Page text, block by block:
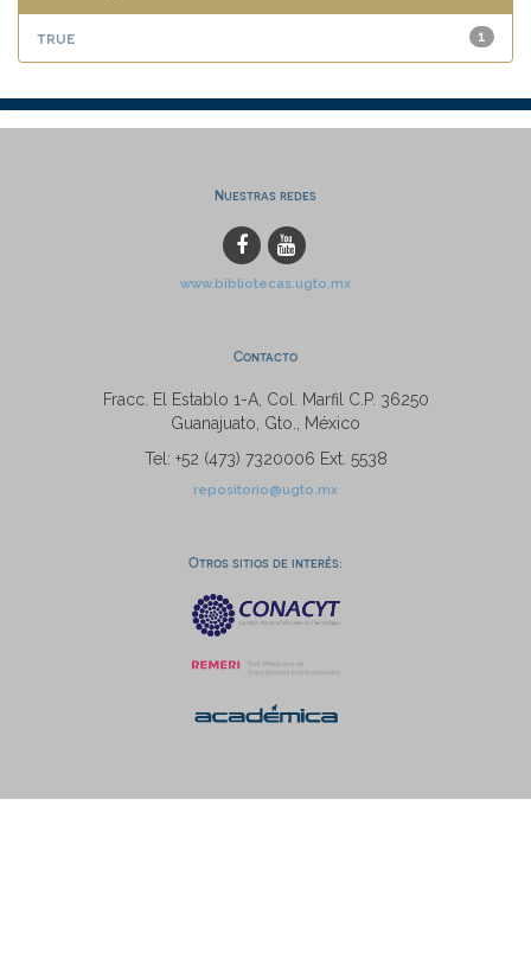
1
true
Nuestras redes
www.bibliotecas.ugto.mx
Contacto
Fracc. El Establo 1-A, Col. Marfil C.P. 36250
Guanajuato, Gto., México
Tel: +52 (473) 7320006 Ext. 5538
repositorio@ugto.mx
Otros sitios de interés: